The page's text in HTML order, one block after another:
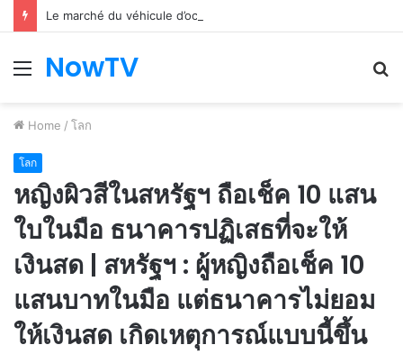
Le marché du véhicule d’occasion en plein essor
Menu
NowTV
Home / โลก
โลก
หญิงผิวสีในสหรัฐฯ ถือเช็ค 10 แสน
ใบในมือ ธนาคารปฏิเสธที่จะให้
เงินสด | สหรัฐฯ : ผู้หญิงถือเช็ค 10
แสนบาทในมือ แต่ธนาคารไม่ยอม
ให้เงินสด เกิดเหตุการณ์แบบนี้ขึ้น